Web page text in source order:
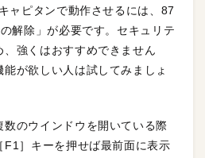
ャピタンで動作させるには、87
解除」が必要です。セキュリテ
、強くはおすすめできません
が欲しい人は試してみましょ
数のウインドウを開いている際
F1］キーを押せば最前面に表示